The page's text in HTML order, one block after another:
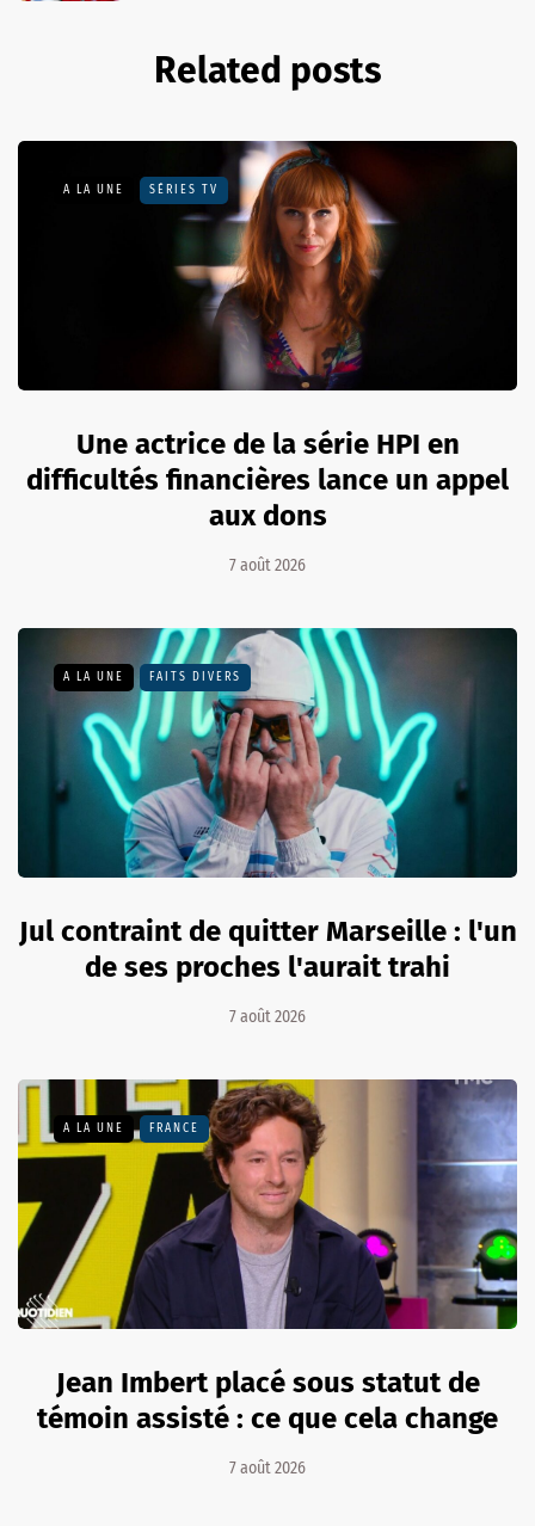
Related posts
A LA UNE SÉRIES TV
Une actrice de la série HPI en
difficultés financières lance un appel
aux dons
7 août 2026
A LA UNE FAITS DIVERS
Jul contraint de quitter Marseille : l'un
de ses proches l'aurait trahi
7 août 2026
A LA UNE FRANCE
Jean Imbert placé sous statut de
témoin assisté : ce que cela change
7 août 2026